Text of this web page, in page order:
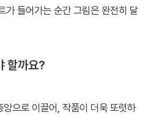
가 들어가는 순간 그림은 완전히 달
할까요?
으로 이끌어, 작품이 더욱 또렷하